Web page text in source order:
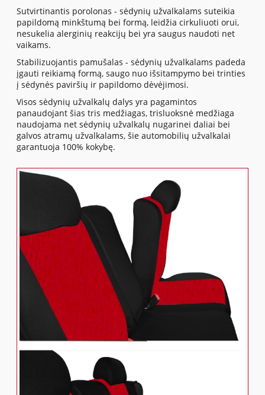
Sutvirtinantis porolonas - sėdynių užvalkalams suteikia
papildomą minkštumą bei formą, leidžia cirkuliuoti orui,
nesukelia alerginių reakcijų bei yra saugus naudoti net
vaikams.
Stabilizuojantis pamušalas - sėdynių užvalkalams padeda
įgauti reikiamą formą, saugo nuo išsitampymo bei trinties
į sėdynės paviršių ir papildomo dėvėjimosi.
Visos sėdynių užvalkalų dalys yra pagamintos
panaudojant šias tris medžiagas, trisluoksnė medžiaga
naudojama net sėdynių užvalkalų nugarinei daliai bei
galvos atramų užvalkalams, šie automobilių užvalkalai
garantuoja 100% kokybę.